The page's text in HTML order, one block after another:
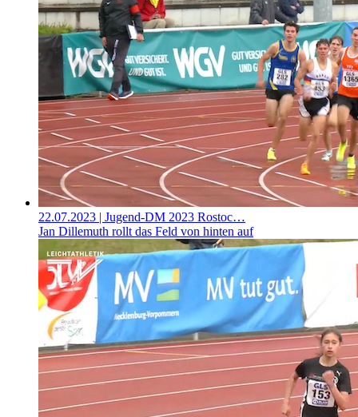
22.07.2023 | Jugend-DM 2023 Rostoc…
Jan Dillemuth rollt das Feld von hinten auf